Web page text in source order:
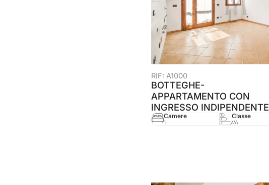
RIF: A1000
BOTTEGHE-
APPARTAMENTO CON
INGRESSO INDIPENDENTE
Camere
1
Classe
VA